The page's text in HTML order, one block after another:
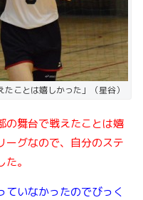
たことは嬉しかった」（星谷）
の舞台で戦えたことは嬉
ーグなので、自分のステ
。
いなかったのでびっく